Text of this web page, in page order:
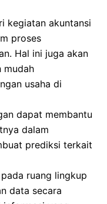
kegiatan akuntansi
proses
Hal ini juga akan
mudah
usaha di
dapat membantu
dalam
prediksi terkait
ruang lingkup
data secara